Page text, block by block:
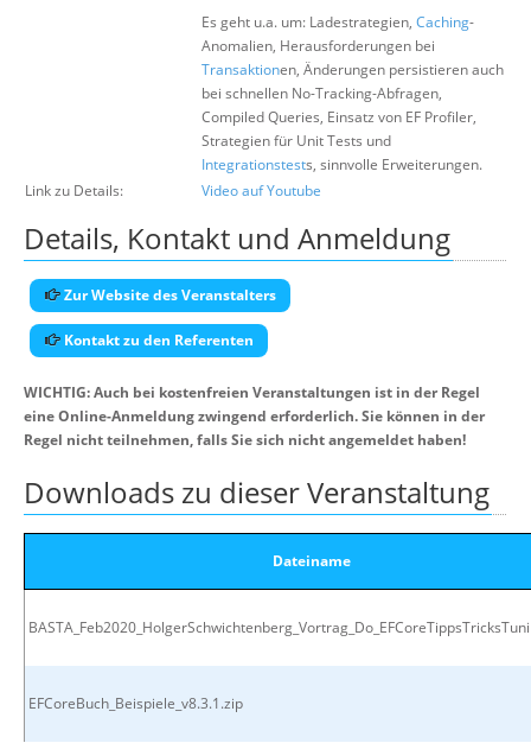
Es geht u.a. um: Ladestrategien, Caching-
Anomalien, Herausforderungen bei
Transaktionen, Änderungen persistieren auch
bei schnellen No-Tracking-Abfragen,
Compiled Queries, Einsatz von EF Profiler,
Strategien für Unit Tests und
Integrationstests, sinnvolle Erweiterungen.
Link zu Details:
Video auf Youtube
Details, Kontakt und Anmeldung
Zur Website des Veranstalters
Kontakt zu den Referenten
WICHTIG: Auch bei kostenfreien Veranstaltungen ist in der Regel
eine Online-Anmeldung zwingend erforderlich. Sie können in der
Regel nicht teilnehmen, falls Sie sich nicht angemeldet haben!
Downloads zu dieser Veranstaltung
Dateiname
EFCoreBuch_Beispiele_v8.3.1.zip